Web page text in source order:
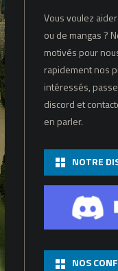
Vous voulez
ou de mangas ?
motivés pour
rapidement nos
intéressés,
discord et
en parler.
NOTRE
NOS